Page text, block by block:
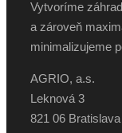
Vytvoríme
a zároveň
minimalizujeme
AGRIO, a.s.
Leknová 3
821 06 Bratislava